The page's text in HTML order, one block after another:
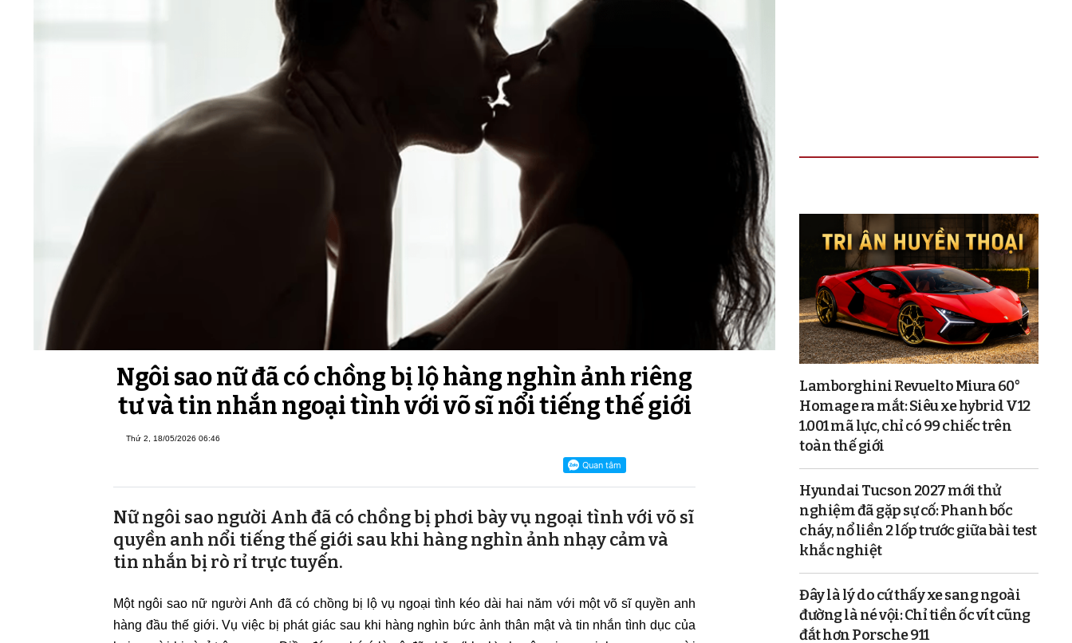
Ngôi sao nữ đã có chồng bị lộ hàng nghìn ảnh riêng
tư và tin nhắn ngoại tình với võ sĩ nổi tiếng thế giới
Thứ 2, 18/05/2026 06:46
Nữ ngôi sao người Anh đã có chồng bị phơi bày vụ ngoại tình với võ sĩ
quyền anh nổi tiếng thế giới sau khi hàng nghìn ảnh nhạy cảm và
tin nhắn bị rò rỉ trực tuyến.
Một ngôi sao nữ người Anh đã có chồng bị lộ vụ ngoại tình kéo dài hai năm với một võ sĩ quyền anh
hàng đầu thế giới. Vụ việc bị phát giác sau khi hàng nghìn bức ảnh thân mật và tin nhắn tình dục của
Lamborghini Revuelto Miura 60°
Homage ra mắt: Siêu xe hybrid V12
1.001 mã lực, chỉ có 99 chiếc trên
toàn thế giới
Hyundai Tucson 2027 mới thử
nghiệm đã gặp sự cố: Phanh bốc
cháy, nổ liền 2 lốp trước giữa bài test
khắc nghiệt
Đây là lý do cứ thấy xe sang ngoài
đường là né vội: Chỉ tiền ốc vít cũng
đắt hơn Porsche 911